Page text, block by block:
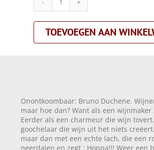
Bruno
Duchène|la
luna|rosé
aantal
TOEVOEGEN AAN
Onontkoombaar: Bruno Duchene.
maar hoe dan? Want als een
Eerder als een charmeur die wijn
goochelaar die wijn uit het niets
maar dan met een echte lach, die een
neerdalen en zegt : Hoppa!!! Weer een